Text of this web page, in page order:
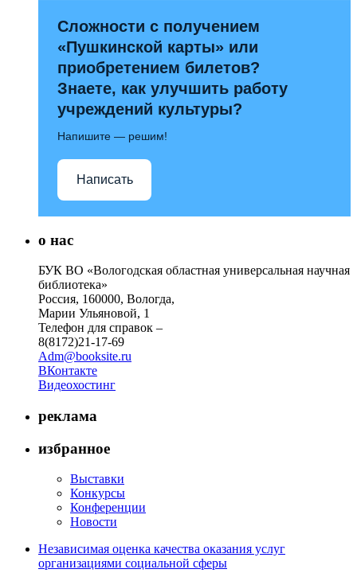
Сложности с получением
«Пушкинской карты» или
приобретением билетов?
Знаете, как улучшить работу
учреждений культуры?
Напишите — решим!
Написать
о нас
БУК ВО «Вологодская областная универсальная научная
библиотека»
Россия, 160000, Вологда,
Марии Ульяновой, 1
Телефон для справок –
8(8172)21-17-69
Adm@booksite.ru
ВКонтакте
Видеохостинг
реклама
избранное
Выставки
Конкурсы
Конференции
Новости
Независимая оценка качества оказания услуг
организациями социальной сферы